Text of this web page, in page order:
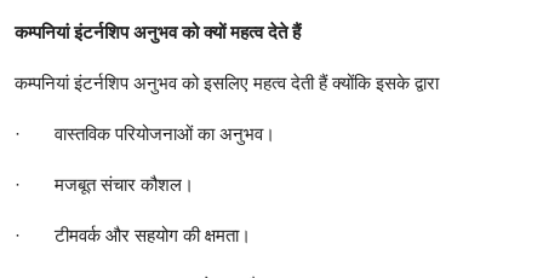
कम्पनियां इंटर्नशिप अनुभव को क्यों महत्व देते हैं
कम्पनियां इंटर्नशिप अनुभव को इसलिए महत्व देती हैं क्योंकि इसके द्वारा
· वास्तविक परियोजनाओं का अनुभव।
· मजबूत संचार कौशल।
· टीमवर्क और सहयोग की क्षमता।